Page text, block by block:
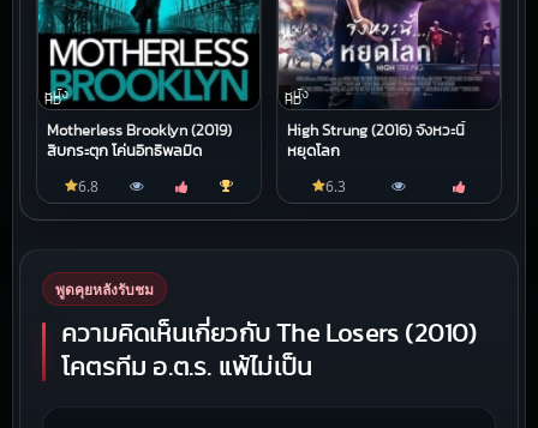
หนัง
HD
Motherless Brooklyn (2019)
สืบกระตุก โค่นอิทธิพลมืด
6.8
หนัง
HD
High Strung (2016) จังหวะนี้
หยุดโลก
6.3
พูดคุยหลังรับชม
ความคิดเห็นเกี่ยวกับ The Losers (2010)
โคตรทีม อ.ต.ร. แพ้ไม่เป็น